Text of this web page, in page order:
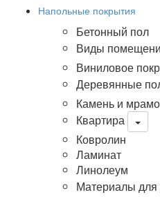
Напольные покрытия
Бетонный пол
Виды
Виниловое
Деревянные
Камень и
Квартира
Ковролин
Ламинат
Линолеум
Материалы для